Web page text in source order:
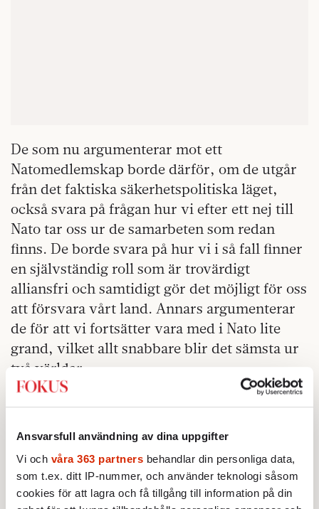
Ansvarsfull användning av dina uppgifter
Vi och våra 363 partners behandlar din personliga data,
som t.ex. ditt IP-nummer, och använder teknologi såsom
cookies för att lagra och få tillgång till information på din
De som nu argumenterar mot ett
Natomedlemskap borde därför, om de utgår
från det faktiska säkerhetspolitiska läget,
också svara på frågan hur vi efter ett nej till
Nato tar oss ur de samarbeten som redan
finns. De borde svara på hur vi i så fall finner
en självständig roll som är trovärdigt
alliansfri och samtidigt gör det möjligt för oss
att försvara vårt land. Annars argumenterar
de för att vi fortsätter vara med i Nato lite
grand, vilket allt snabbare blir det sämsta ur
två världar.
mer om partiets inre ideologiska problem än
om verkligheten. Att vara med i Nato och få
Natos garantier, men slippa ställa upp och
garantera andra medlemmars säkerhet om vi